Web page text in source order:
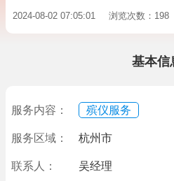
2024-08-02 07:05:01 浏览次数：198
基本信
服务内容： 殡仪服务
服务区域： 杭州市
联系人： 吴经理